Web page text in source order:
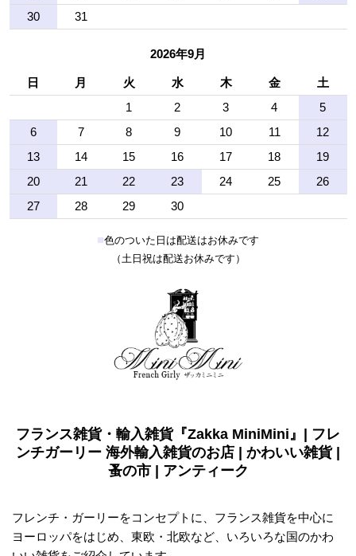
30
31
2026年9月
日 月 火 水 木 金
土
1
2 3 4
5
6
7 8 9 10 11
12
13
14 15 16 17 18
19
20
21 22 23 24 25
26
27
28 29 30
■色のついた日は配送はお休みです
（土日祝は配送お休みです）
フランス雑貨・輸入雑貨『Zakka MiniMini』| フレ
ンチガーリー 海外輸入雑貨のお店 | かわいい雑貨 |
蚤の市 | アンティーク
フレンチ・ガーリーをコンセプトに、フランス雑貨を中心に
ヨーロッパをはじめ、東欧・北欧など、いろいろな国のかわ